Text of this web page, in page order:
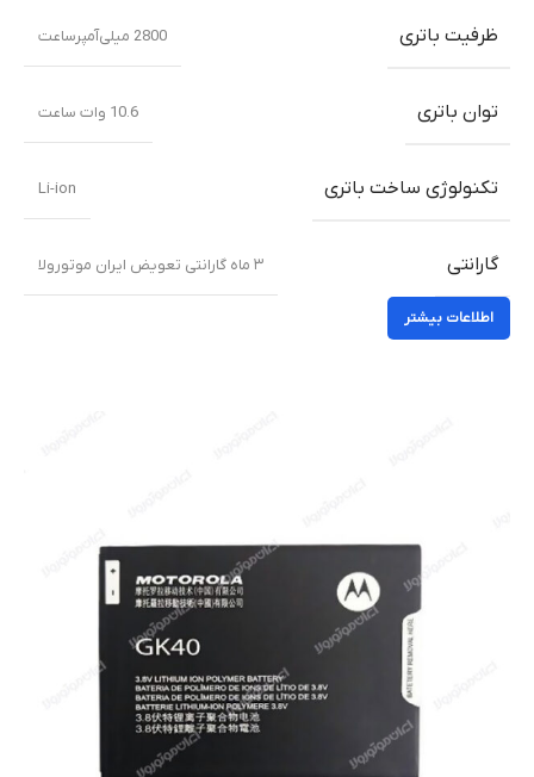
ظرفیت باتری 2800 میلی‌‌‌آمپرساعت
توان باتری 10.6 وات ساعت
تکنولوژی ساخت باتری Li-ion
گارانتی ۳ ماه گارانتی تعویض ایران موتورولا
اطلاعات بیشتر